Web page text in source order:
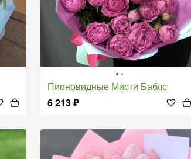
Пионовидные Мисти Баблс
6 213₽